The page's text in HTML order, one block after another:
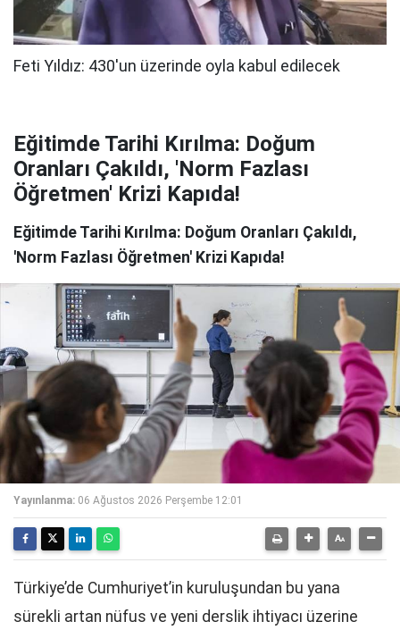
Eğitimde Tarihi Kırılma: Doğum
Oranları Çakıldı, 'Norm Fazlası
Öğretmen' Krizi Kapıda!
Eğitimde Tarihi Kırılma: Doğum Oranları Çakıldı,
'Norm Fazlası Öğretmen' Krizi Kapıda!
Yayınlanma: 06 Ağustos 2026 Perşembe 12:01
Türkiye’de Cumhuriyet’in kuruluşundan bu yana
sürekli artan nüfus ve yeni derslik ihtiyacı üzerine